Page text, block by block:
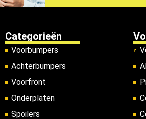
Categorieën
Voorbumpers
Achterbumpers
Voorfront
Onderplaten
Spoilers